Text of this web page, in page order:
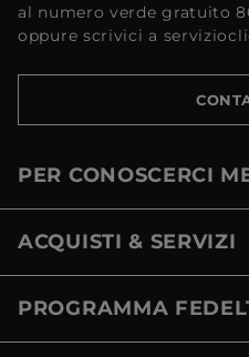
al numero verde gratuito
oppure scrivici a
PER CONOSCERCI
ACQUISTI & SERVIZI
PROGRAMMA